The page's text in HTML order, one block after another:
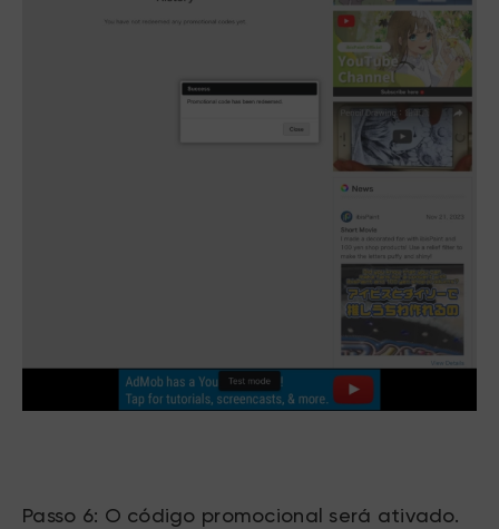
Passo 6: O código promocional será ativado.